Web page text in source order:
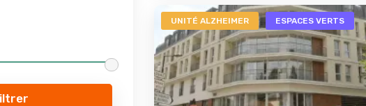
UNITÉ ALZHEIMER ESPACES VERTS